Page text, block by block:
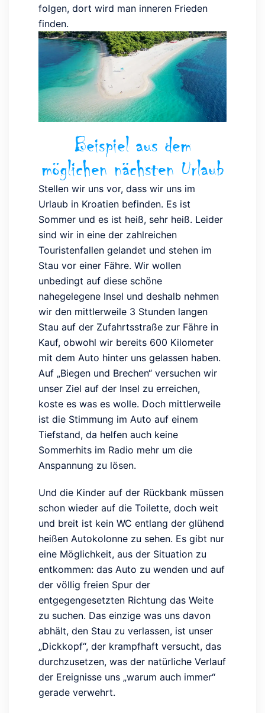
folgen, dort wird man inneren Frieden
finden.
Beispiel aus dem
möglichen nächsten Urlaub
Stellen wir uns vor, dass wir uns im
Urlaub in Kroatien befinden. Es ist
Sommer und es ist heiß, sehr heiß. Leider
sind wir in eine der zahlreichen
Touristenfallen gelandet und stehen im
Stau vor einer Fähre. Wir wollen
unbedingt auf diese schöne
nahegelegene Insel und deshalb nehmen
wir den mittlerweile 3 Stunden langen
Stau auf der Zufahrtsstraße zur Fähre in
Kauf, obwohl wir bereits 600 Kilometer
mit dem Auto hinter uns gelassen haben.
Auf „Biegen und Brechen“ versuchen wir
unser Ziel auf der Insel zu erreichen,
koste es was es wolle. Doch mittlerweile
ist die Stimmung im Auto auf einem
Tiefstand, da helfen auch keine
Sommerhits im Radio mehr um die
Anspannung zu lösen.
Und die Kinder auf der Rückbank müssen
schon wieder auf die Toilette, doch weit
und breit ist kein WC entlang der glühend
heißen Autokolonne zu sehen. Es gibt nur
eine Möglichkeit, aus der Situation zu
entkommen: das Auto zu wenden und auf
der völlig freien Spur der
entgegengesetzten Richtung das Weite
zu suchen. Das einzige was uns davon
abhält, den Stau zu verlassen, ist unser
„Dickkopf“, der krampfhaft versucht, das
durchzusetzen, was der natürliche Verlauf
der Ereignisse uns „warum auch immer“
gerade verwehrt.